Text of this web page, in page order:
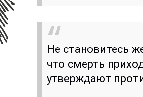
Не становитесь
что смерть
утверждают